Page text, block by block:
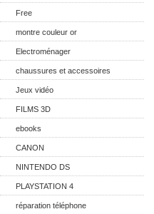
Free
montre couleur or
Electroménager
chaussures et accessoires
Jeux vidéo
FILMS 3D
ebooks
CANON
NINTENDO DS
PLAYSTATION 4
réparation téléphone